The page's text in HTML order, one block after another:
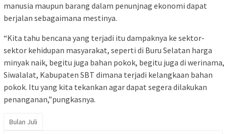
manusia maupun barang dalam penunjnag ekonomi dapat
berjalan sebagaimana mestinya.
“Kita tahu bencana yang terjadi itu dampaknya ke sektor-
sektor kehidupan masyarakat, seperti di Buru Selatan harga
minyak naik, begitu juga bahan pokok, begitu juga di werinama,
Siwalalat, Kabupaten SBT dimana terjadi kelangkaan bahan
pokok. Itu yang kita tekankan agar dapat segera dilakukan
penanganan,”pungkasnya.
Bulan Juli